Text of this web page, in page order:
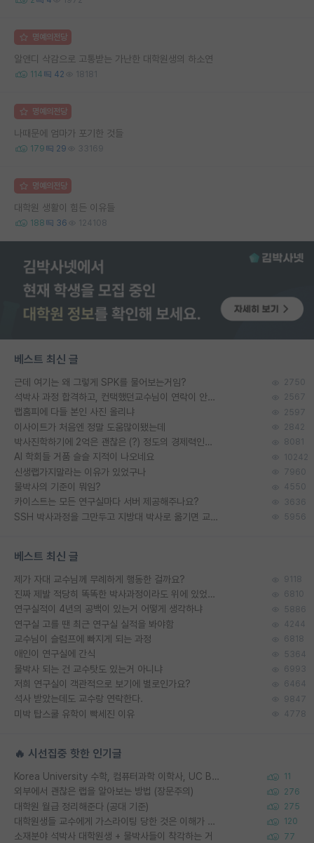
명예의전당
알앤디 삭감으로 고통받는 가난한 대학원생의 하소연
114 42 18181
명예의전당
나때문에 엄마가 포기한 것들
179 29 33169
명예의전당
대학원 생활이 힘든 이유들
188 36 124108
베스트 최신 글
근데 여기는 왜 그렇게 SPK를 물어보는거임? 2750
석박사 과정 합격하고, 컨택했던교수님이 연락이 안됩니다... 2567
랩홈피에 다들 본인 사진 올리냐 2597
이사이트가 처음엔 정말 도움많이됐는데 2842
박사진학하기에 2억은 괜찮은 (?) 정도의 경제력인가요 8081
AI 학회들 거품 슬슬 지적이 나오네요 10242
신생랩가지말라는 이유가 있었구나 7960
물박사의 기준이 뭐임? 4550
카이스트는 모든 연구실마다 서버 제공해주나요? 3636
SSH 박사과정을 그만두고 지방대 박사로 옮기면 교수의 꿈은 끝일까요? 5956
베스트 최신 글
제가 자대 교수님께 무례하게 행동한 걸까요? 9118
진짜 제발 적당히 똑똑한 박사과정이라도 위에 있었으면.. 6810
연구실적이 4년의 공백이 있는거 어떻게 생각하냐 5886
연구실 고를 땐 최근 연구실 실적을 봐야함 4244
교수님이 슬럼프에 빠지게 되는 과정 6818
애인이 연구실에 간식 5364
물박사 되는 건 교수탓도 있는거 아니냐 6993
저희 연구실이 객관적으로 보기에 별로인가요? 6464
석사 받았는데도 교수랑 연락한다. 9847
미박 탑스쿨 유학이 빡세진 이유 4778
🔥 시선집중 핫한 인기글
Korea University 수학, 컴퓨터과학 이학사, UC Berkeley 산업공학 대학원 공학박사가 되는 것은 쉽지 않겠죠? 11
외부에서 괜찮은 랩을 알아보는 방법 (장문주의) 276
대학원 월급 정리해준다 (공대 기준) 275
대학원생들 교수에게 가스라이팅 당한 것은 이해가 갑니다. 안타깝네요. 120
소재분야 석박사 대학원생 + 물박사들이 착각하는 거 77